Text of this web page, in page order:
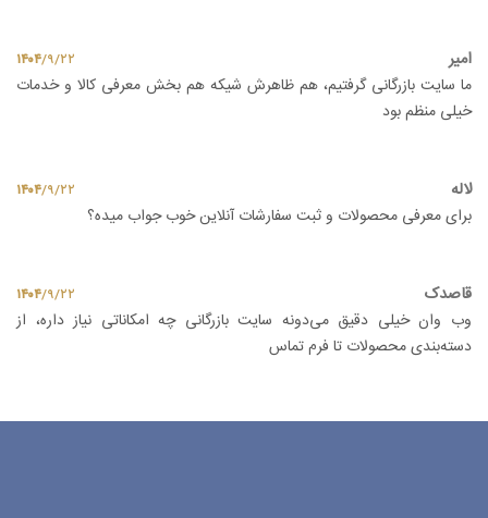
امیر ۱۴۰۴/۹/۲۲
ما سایت بازرگانی گرفتیم، هم ظاهرش شیکه هم بخش معرفی کالا و خدمات
خیلی منظم بود
لاله ۱۴۰۴/۹/۲۲
برای معرفی محصولات و ثبت سفارشات آنلاین خوب جواب میده؟
قاصدک ۱۴۰۴/۹/۲۲
وب وان خیلی دقیق می‌دونه سایت بازرگانی چه امکاناتی نیاز داره، از
دسته‌بندی محصولات تا فرم تماس